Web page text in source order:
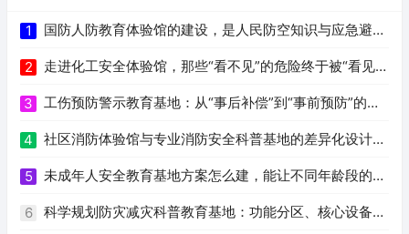
1 国防人防教育体验馆的建设，是人民防空知识与应急避险
技能教育实践
2 走进化工安全体验馆，那些“看不见”的危险终于被“看见”
了
3 工伤预防警示教育基地：从“事后补偿”到“事前预防”的安
全治理转型
4 社区消防体验馆与专业消防安全科普基地的差异化设计思
路
5 未成年人安全教育基地方案怎么建，能让不同年龄段的孩
子学到真技能
6 科学规划防灾减灾科普教育基地：功能分区、核心设备与